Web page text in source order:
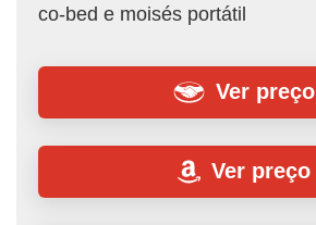
co-bed e moisés portátil
Ver preço
Ver preço